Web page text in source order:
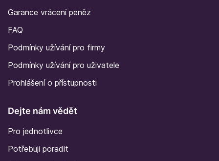
Garance vrácení peněz
FAQ
Podmínky užívání pro firmy
Podmínky užívání pro uživatele
Prohlášení o přístupnosti
Dejte nám vědět
Pro jednotlivce
Potřebuji poradit